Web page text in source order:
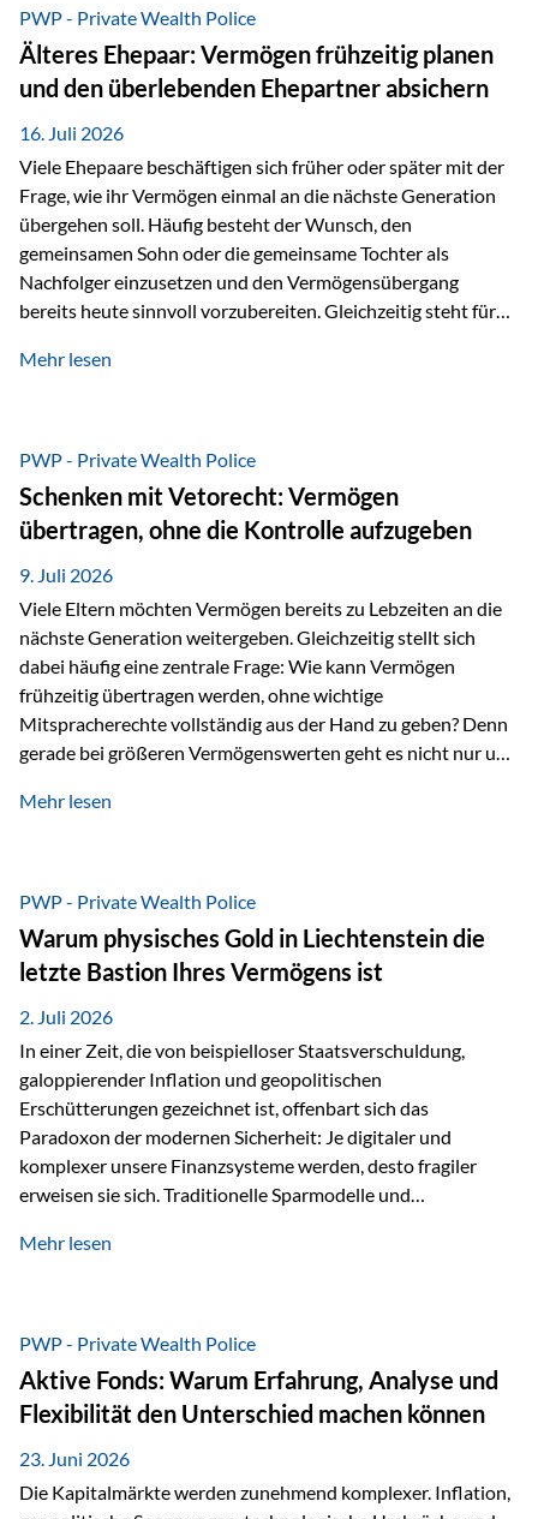
Ausgangssituation Stellen Sie sich folgende Familie vor: Die
Großeltern haben über viele Jahre Vermögen aufgebaut. Ihr
Wunsch ist es, dieses Vermögen nicht nur den eigenen
Kindern, sondern langfristig auch den Enkeln zukommen zu…
PWP - Private Wealth Police
Älteres Ehepaar: Vermögen frühzeitig planen
und den überlebenden Ehepartner absichern
16. Juli 2026
Viele Ehepaare beschäftigen sich früher oder später mit der
Frage, wie ihr Vermögen einmal an die nächste Generation
übergehen soll. Häufig besteht der Wunsch, den
gemeinsamen Sohn oder die gemeinsame Tochter als
Nachfolger einzusetzen und den Vermögensübergang
bereits heute sinnvoll vorzubereiten. Gleichzeitig steht für
passiert, wenn einer der beiden verstirbt? Der überlebende
Vermögen verfügen können. Genau für diese
Ausgangssituation bietet die Private Wealth Police der
Vienna-Life eine durchdachte Gestaltungsmöglichkeit. Die
Ausgangssituation Stellen Sie sich folgendes Beispiel vor:
Ein…
Mehr lesen
PWP - Private Wealth Police
Schenken mit Vetorecht: Vermögen
übertragen, ohne die Kontrolle aufzugeben
9. Juli 2026
Viele Eltern möchten Vermögen bereits zu Lebzeiten an die
nächste Generation weitergeben. Gleichzeitig stellt sich
dabei häufig eine zentrale Frage: Wie kann Vermögen
frühzeitig übertragen werden, ohne wichtige
Mitspracherechte vollständig aus der Hand zu geben? Denn
gerade bei größeren Vermögenswerten geht es nicht nur um
sicherzustellen, dass das Vermögen langfristig erhalten
folgende Situation vor: Ein Vater schenkt seiner Tochter
einen Teil seines Vermögens. Einige Jahre später möchte die
Tochter das Geld kurzfristig verwenden, um…
Mehr lesen
PWP - Private Wealth Police
Warum physisches Gold in Liechtenstein die
letzte Bastion Ihres Vermögens ist
2. Juli 2026
In einer Zeit, die von beispielloser Staatsverschuldung,
galoppierender Inflation und geopolitischen
Erschütterungen gezeichnet ist, offenbart sich das
Paradoxon der modernen Sicherheit: Je digitaler und
komplexer unsere Finanzsysteme werden, desto fragiler
erweisen sie sich. Traditionelle Sparmodelle und
unumstößlich galten, versagen angesichts der expansiven
Nostalgie dar, sondern ist die modernste und strategisch
klügste Antwort auf globale Instabilität. Physische Werte
und der richtige Rechtsstandort sind heute keine bloße
Option mehr, sondern eine strategische Notwendigkeit. 1.
Der massive Aufwand hinter einem winzigen…
Mehr lesen
PWP - Private Wealth Police
Aktive Fonds: Warum Erfahrung, Analyse und
Flexibilität den Unterschied machen können
23. Juni 2026
Die Kapitalmärkte werden zunehmend komplexer. Inflation,